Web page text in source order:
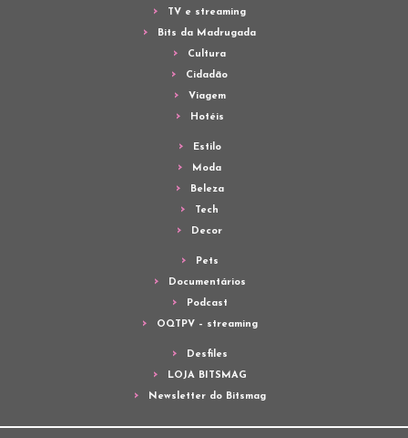
TV e streaming
Bits da Madrugada
Cultura
Cidadão
Viagem
Hotéis
Estilo
Moda
Beleza
Tech
Decor
Pets
Documentários
Podcast
OQTPV – streaming
Desfiles
LOJA BITSMAG
Newsletter do Bitsmag